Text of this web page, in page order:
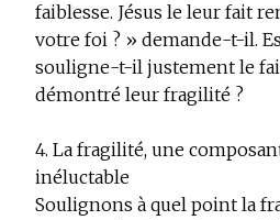
faiblesse. Jésus le leur fait
votre foi ? » demande-t-il.
souligne-t-il justement le
démontré leur fragilité ?
4. La fragilité, une
inéluctable
Soulignons à quel point la